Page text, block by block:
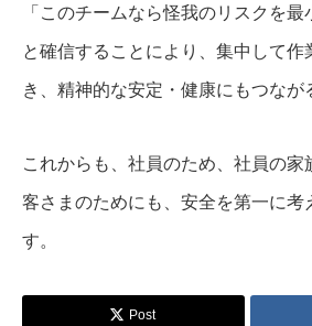
「このチームなら怪我のリスクを最
と確信することにより、集中して作
き、精神的な安定・健康にもつなが
これからも、社員のため、社員の家
客さまのためにも、安全を第一に考
す。
Post